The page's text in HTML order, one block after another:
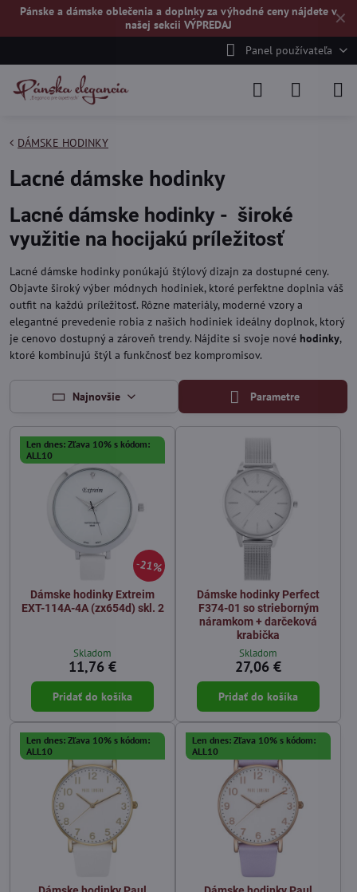
✕
Pánske a dámske oblečenia a doplnky za výhodné ceny nájdete v
našej sekcii VÝPREDAJ
Panel používateľa
DÁMSKE HODINKY
Lacné dámske hodinky
Lacné dámske hodinky - široké
využitie na hocijakú príležitosť
Lacné dámske hodinky ponúkajú štýlový dizajn za dostupné ceny.
Objavte široký výber módnych hodiniek, ktoré perfektne doplnia váš
outfit na každú príležitosť. Rôzne materiály, moderné vzory a
elegantné prevedenie robia z našich hodiniek ideálny doplnok, ktorý
je cenovo dostupný a zároveň trendy. Nájdite si svoje nové hodinky,
ktoré kombinujú štýl a funkčnosť bez kompromisov.
Najnovšie Parametre
21%
Len dnes: Zľava 10% s kódom:
ALL10
Dámske hodinky Extreim
EXT-114A-4A (zx654d) skl. 2
Skladom
11,76 €
Pridať do košíka
Dámske hodinky Perfect
F374-01 so strieborným
náramkom + darčeková
krabička
Skladom
27,06 €
Pridať do košíka
Len dnes: Zľava 10% s kódom:
ALL10
Len dnes: Zľava 10% s kódom:
ALL10